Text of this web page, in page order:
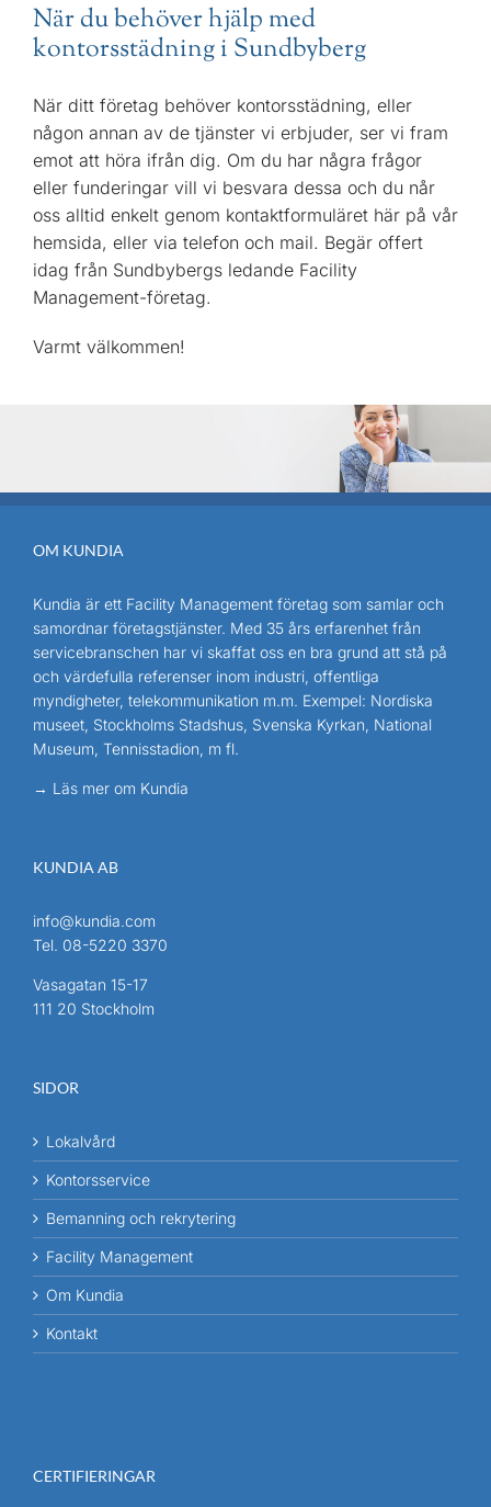
När du behöver hjälp med
kontorsstädning i Sundbyberg
När ditt företag behöver kontorsstädning, eller
någon annan av de tjänster vi erbjuder, ser vi fram
emot att höra ifrån dig. Om du har några frågor
eller funderingar vill vi besvara dessa och du når
oss alltid enkelt genom kontaktformuläret här på vår
hemsida, eller via telefon och mail. Begär offert
idag från Sundbybergs ledande Facility
Management-företag.
Varmt välkommen!
OM KUNDIA
Kundia är ett Facility Management företag som samlar och
samordnar företagstjänster. Med 35 års erfarenhet från
servicebranschen har vi skaffat oss en bra grund att stå på
och värdefulla referenser inom industri, offentliga
myndigheter, telekommunikation m.m. Exempel: Nordiska
museet, Stockholms Stadshus, Svenska Kyrkan, National
Museum, Tennisstadion, m fl.
→ Läs mer om Kundia
KUNDIA AB
info@kundia.com
Tel. 08-5220 3370
Vasagatan 15-17
111 20 Stockholm
SIDOR
Lokalvård
Kontorsservice
Bemanning och rekrytering
Facility Management
Om Kundia
Kontakt
CERTIFIERINGAR